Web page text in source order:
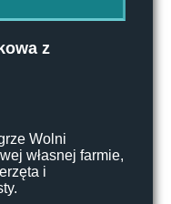
z
Wolni
własnej farmie,
i